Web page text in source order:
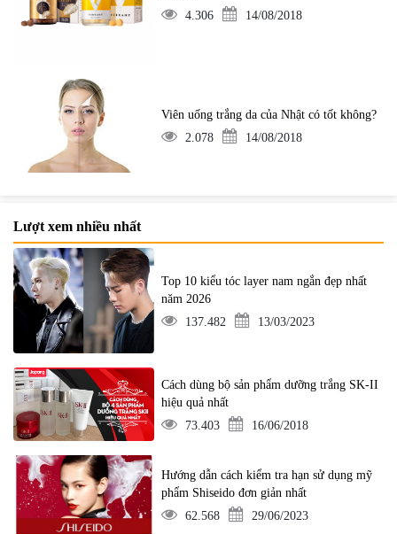
4.306
14/08/2018
Viên uống trắng da của Nhật có tốt không?
2.078
14/08/2018
Lượt xem nhiều nhất
Top 10 kiểu tóc layer nam ngắn đẹp nhất
năm 2026
137.482
13/03/2023
Cách dùng bộ sản phẩm dưỡng trắng SK-II
hiệu quả nhất
73.403
16/06/2018
Hướng dẫn cách kiểm tra hạn sử dụng mỹ
phẩm Shiseido đơn giản nhất
62.568
29/06/2023